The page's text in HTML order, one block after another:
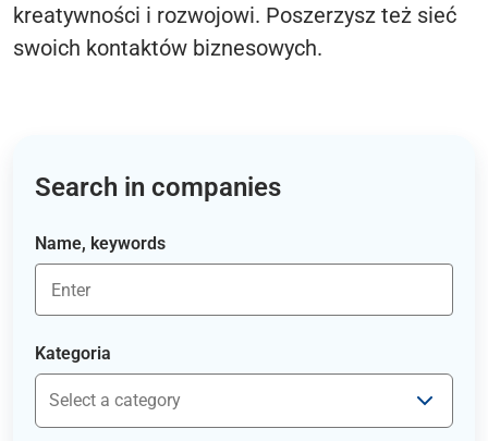
kreatywności i rozwojowi. Poszerzysz też sieć
swoich kontaktów biznesowych.
Search in companies
Name, keywords
Kategoria